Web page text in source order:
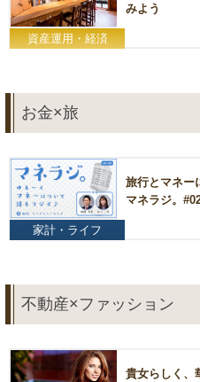
みよう
資産運用・経済
お金×旅
旅行とマネー
マネラジ。
家計・ライフ
不動産×ファッション
貴女らしく